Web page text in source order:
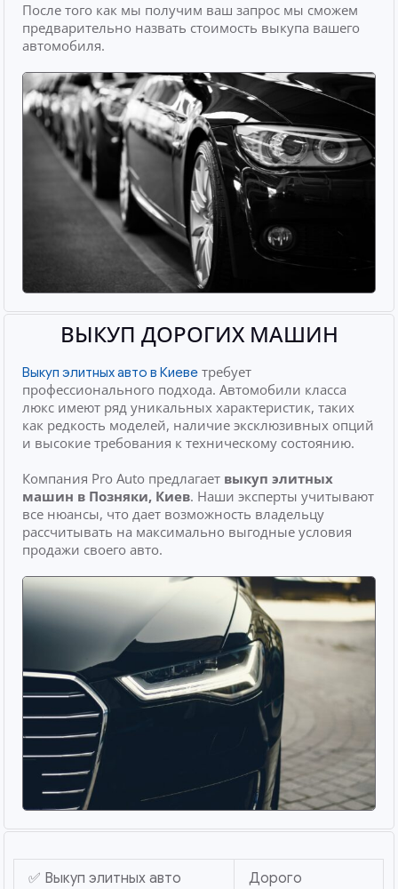
После того как мы получим ваш запрос мы сможем
предварительно назвать стоимость выкупа вашего
автомобиля.
ВЫКУП ДОРОГИХ МАШИН
Выкуп элитных авто в Киеве требует
профессионального подхода. Автомобили класса
люкс имеют ряд уникальных характеристик, таких
как редкость моделей, наличие эксклюзивных опций
и высокие требования к техническому состоянию.
Компания Pro Auto предлагает выкуп элитных
машин в Позняки, Киев. Наши эксперты учитывают
все нюансы, что дает возможность владельцу
рассчитывать на максимально выгодные условия
продажи своего авто.
✅ Выкуп элитных авто Дорого